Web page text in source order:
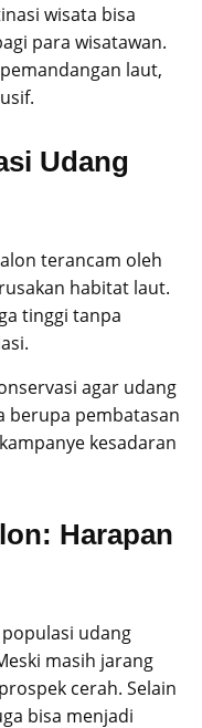
wisata bisa
para wisatawan.
laut,
Udang
terancam oleh
habitat laut.
tinggi tanpa
agar udang
berupa pembatasan
kesadaran
Harapan
udang
masih jarang
cerah. Selain
bisa menjadi